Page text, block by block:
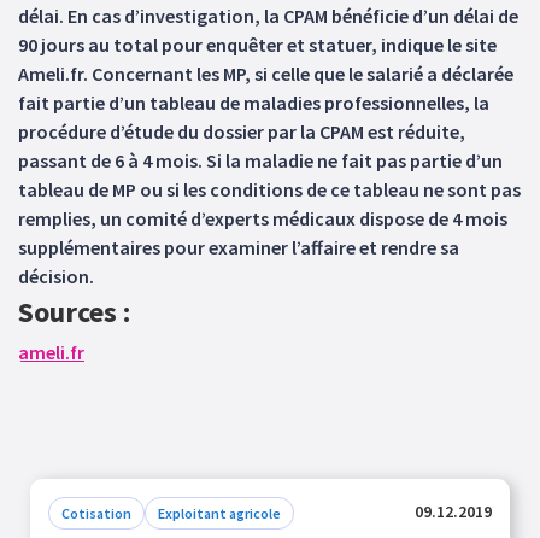
délai. En cas d’investigation, la CPAM bénéficie d’un délai de
90 jours au total pour enquêter et statuer, indique le site
Ameli.fr. Concernant les MP, si celle que le salarié a déclarée
fait partie d’un tableau de maladies professionnelles, la
procédure d’étude du dossier par la CPAM est réduite,
passant de 6 à 4 mois. Si la maladie ne fait pas partie d’un
tableau de MP ou si les conditions de ce tableau ne sont pas
remplies, un comité d’experts médicaux dispose de 4 mois
supplémentaires pour examiner l’affaire et rendre sa
décision.
Sources :
ameli.fr
Cotisation Exploitant agricole 09.12.2019